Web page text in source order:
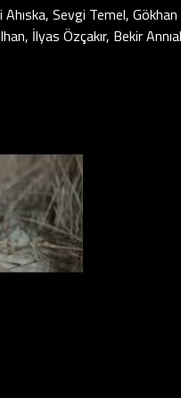
Sevgi Temel, Gökhan
İlyas Özçakır, Bekir